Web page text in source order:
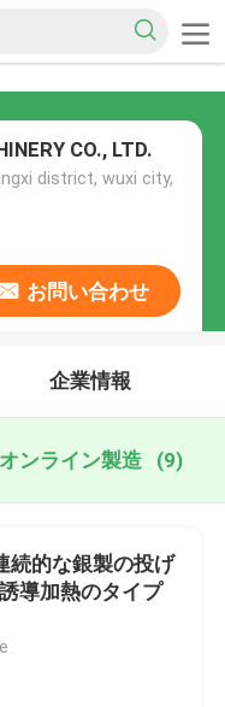
CO., LTD.
district, wuxi city,
お問い合わせ
企業情報
ンライン製造 (9)
続的な銀製の投げ
導加熱のタイプ